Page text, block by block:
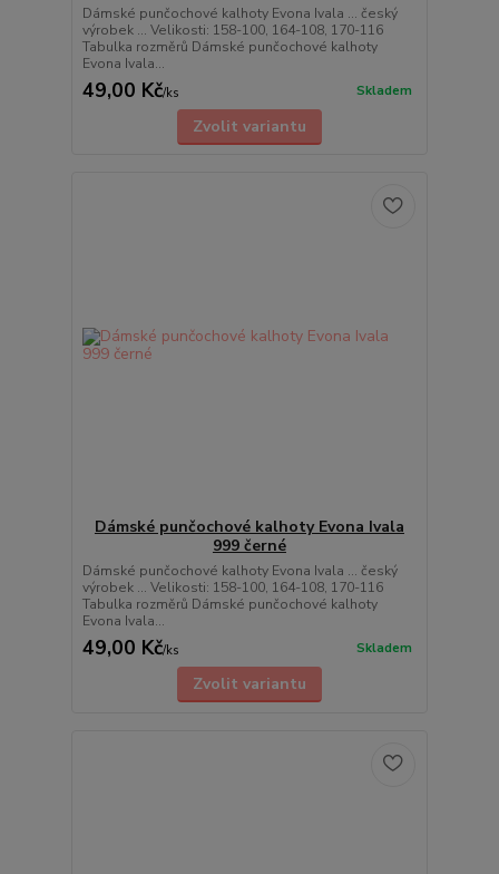
Dámské punčochové kalhoty Evona Ivala ... český
výrobek ... Velikosti: 158-100, 164-108, 170-116
Tabulka rozměrů Dámské punčochové kalhoty
Evona Ivala...
49,00 Kč/ks Skladem
Zvolit variantu
Dámské punčochové kalhoty Evona Ivala
999 černé
Dámské punčochové kalhoty Evona Ivala ... český
výrobek ... Velikosti: 158-100, 164-108, 170-116
Tabulka rozměrů Dámské punčochové kalhoty
Evona Ivala...
49,00 Kč/ks Skladem
Zvolit variantu